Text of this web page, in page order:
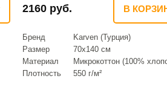
2160 руб. В
Бренд
Karven (Турция)
Размер
70х140 см
Материал
Микрокоттон (100%
Плотность
550 г/м²